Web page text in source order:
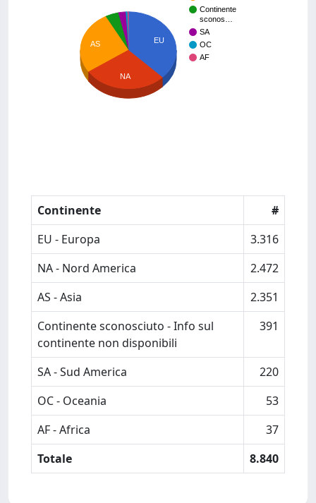
Continente
sconos…
SA
OC
AF
EU
AS
NA
Continente
#
EU - Europa
3.316
NA - Nord America
2.472
AS - Asia
2.351
Continente sconosciuto - Info sul
continente non disponibili
391
SA - Sud America
220
OC - Oceania
53
AF - Africa
37
Totale
8.840